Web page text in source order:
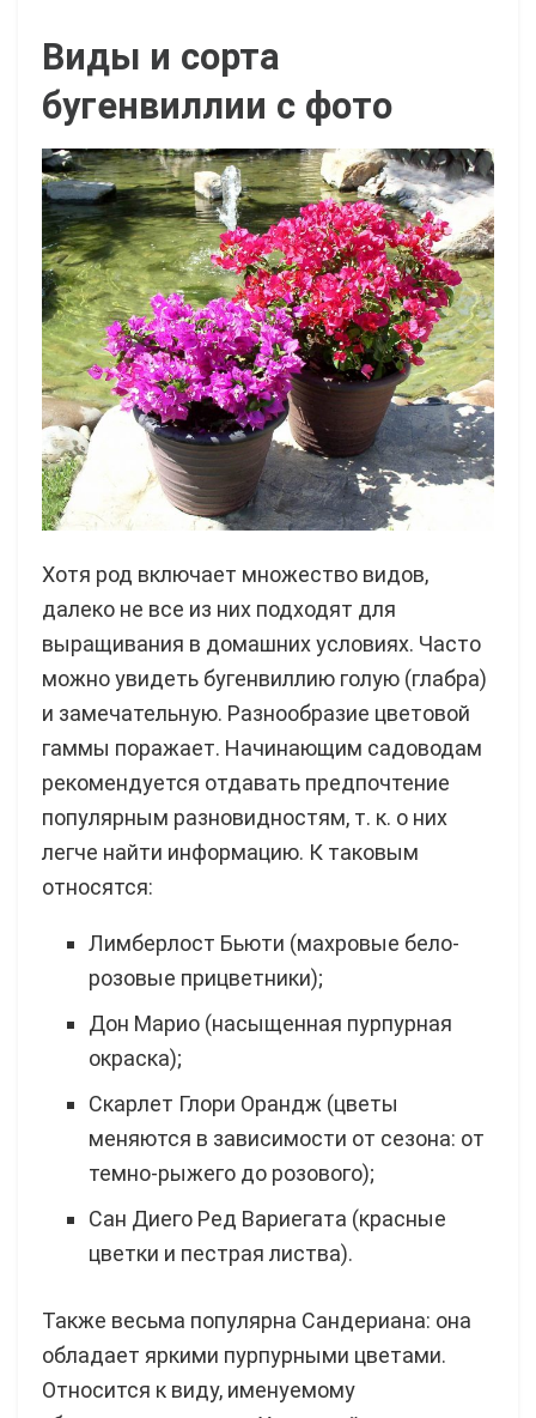
Виды и сорта
бугенвиллии с фото
Хотя род включает множество видов,
далеко не все из них подходят для
выращивания в домашних условиях. Часто
можно увидеть бугенвиллию голую (глабра)
и замечательную. Разнообразие цветовой
гаммы поражает. Начинающим садоводам
рекомендуется отдавать предпочтение
популярным разновидностям, т. к. о них
легче найти информацию. К таковым
относятся:
Лимберлост Бьюти (махровые бело-
розовые прицветники);
Дон Марио (насыщенная пурпурная
окраска);
Скарлет Глори Орандж (цветы
меняются в зависимости от сезона: от
темно-рыжего до розового);
Сан Диего Ред Вариегата (красные
цветки и пестрая листва).
Также весьма популярна Сандериана: она
обладает яркими пурпурными цветами.
Относится к виду, именуемому